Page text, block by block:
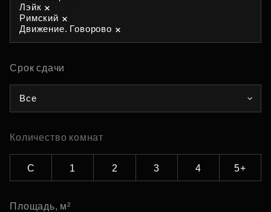
Лэйк
Римский
Движение. Говорово
Срок сдачи
Все
Количество комнат
С 1 2 3 4 5+
Площадь, м²